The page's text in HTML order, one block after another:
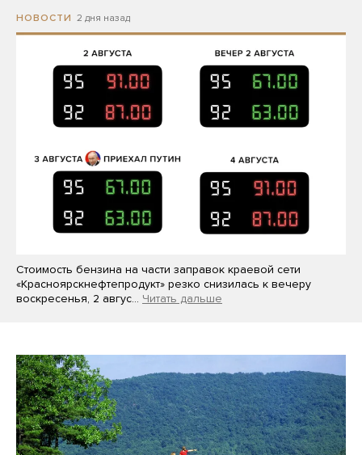
НОВОСТИ 2 дня назад
Стоимость бензина на части заправок краевой сети
«Красноярскнефтепродукт» резко снизилась к вечеру
воскресенья, 2 авгус… Читать дальше